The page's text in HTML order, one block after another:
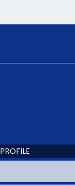
PROFILE